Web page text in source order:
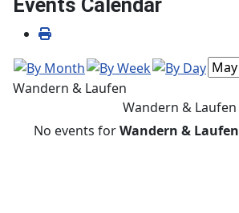
Events Calendar
Wandern & Laufen
Wandern & Laufen
No events forWandern & Laufen